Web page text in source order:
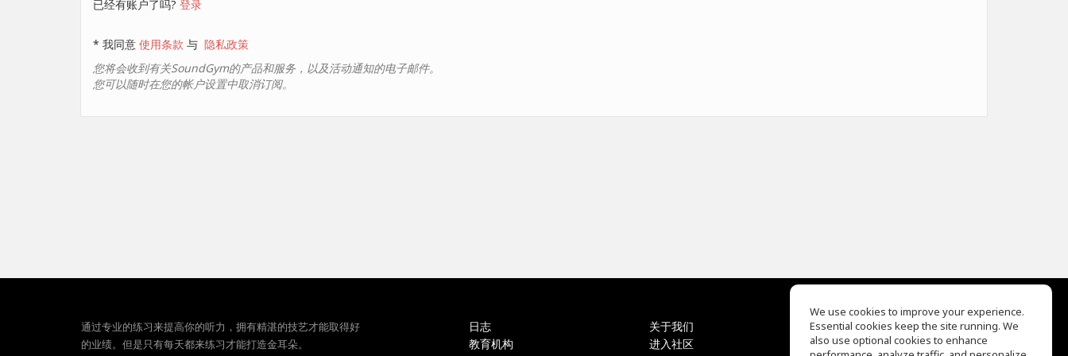
已经有账户了吗? 登录
* 我同意 使用条款 与 隐私政策
您将会收到有关SoundGym的产品和服务，以及活动通知的电子邮件。
您可以随时在您的帐户设置中取消订阅。
通过专业的练习来提高你的听力，拥有精湛的技艺才能取得好
的业绩。但是只有每天都来练习才能打造金耳朵。
日志
教育机构
关于我们
进入社区
EQ Ear Training
Drum Machine
We use cookies to improve your experience.
Essential cookies keep the site running. We
also use optional cookies to enhance